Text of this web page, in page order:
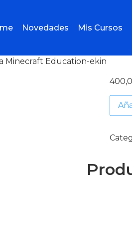
Novedades Mis Cursos
Minecraft Education-ekin